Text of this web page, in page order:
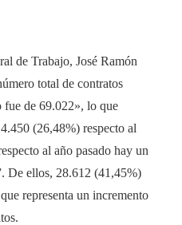
de Trabajo, José Ramón
total de contratos
fue de 69.022», lo que
(26,48%) respecto al
al año pasado hay un
De ellos, 28.612 (41,45%)
representa un incremento